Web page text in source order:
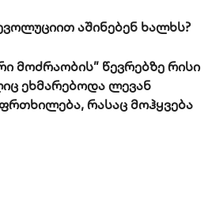
აშინებენ ხალხს?
მოძრაობის” წევრებზე რისი
ეხმარებოდა ლევან
რასაც მოჰყვება